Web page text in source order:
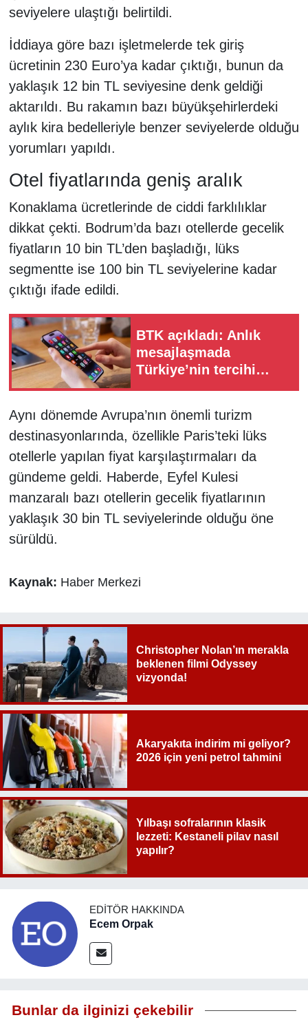
seviyelere ulaştığı belirtildi.
İddiaya göre bazı işletmelerde tek giriş
ücretinin 230 Euro’ya kadar çıktığı, bunun da
yaklaşık 12 bin TL seviyesine denk geldiği
aktarıldı. Bu rakamın bazı büyükşehirlerdeki
aylık kira bedelleriyle benzer seviyelerde olduğu
yorumları yapıldı.
Otel fiyatlarında geniş aralık
Konaklama ücretlerinde de ciddi farklılıklar
dikkat çekti. Bodrum’da bazı otellerde gecelik
fiyatların 10 bin TL’den başladığı, lüks
segmentte ise 100 bin TL seviyelerine kadar
çıktığı ifade edildi.
BTK açıkladı: Anlık
mesajlaşmada
Türkiye’nin tercihi
Aynı dönemde Avrupa’nın önemli turizm
destinasyonlarında, özellikle Paris’teki lüks
otellerle yapılan fiyat karşılaştırmaları da
gündeme geldi. Haberde, Eyfel Kulesi
manzaralı bazı otellerin gecelik fiyatlarının
yaklaşık 30 bin TL seviyelerinde olduğu öne
sürüldü.
Kaynak: Haber Merkezi
Christopher Nolan’ın merakla
beklenen filmi Odyssey
vizyonda!
Akaryakıta indirim mi geliyor?
2026 için yeni petrol tahmini
Yılbaşı sofralarının klasik
lezzeti: Kestaneli pilav nasıl
yapılır?
EDITÖR HAKKINDA
Ecem Orpak
Bunlar da ilginizi çekebilir